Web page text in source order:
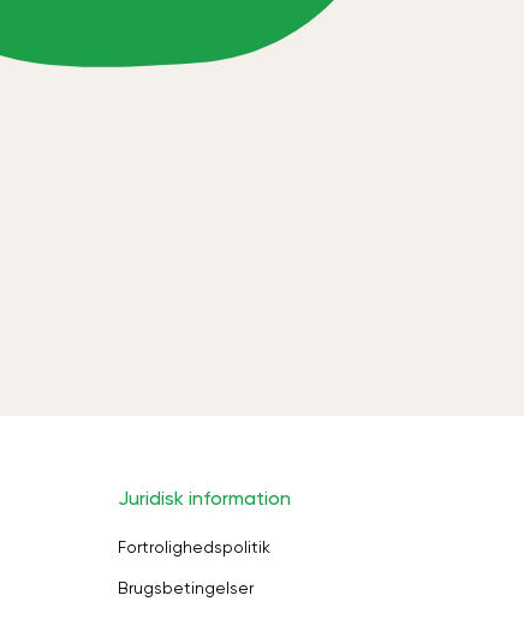
Juridisk information
Fortrolighedspolitik
Brugsbetingelser